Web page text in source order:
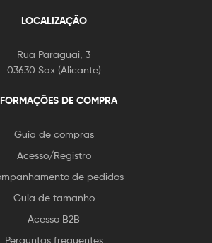
LOCALIZAÇÃO
Rua Paraguai, 3
03630 Sax (Alicante)
DE COMPRA
Guia de compras
Acesso/Registro
de pedidos
Guia de tamanho
Acesso B2B
Perguntas frequentes